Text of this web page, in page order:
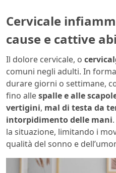
Cervicale
cause e cattive
Il dolore cervicale, o
comuni negli adulti. In
durare giorni o settimane,
fino allespalle e alle
vertigini, mal di testa da
intorpidimento delle mani
la situazione, limitando i
qualità del sonno e